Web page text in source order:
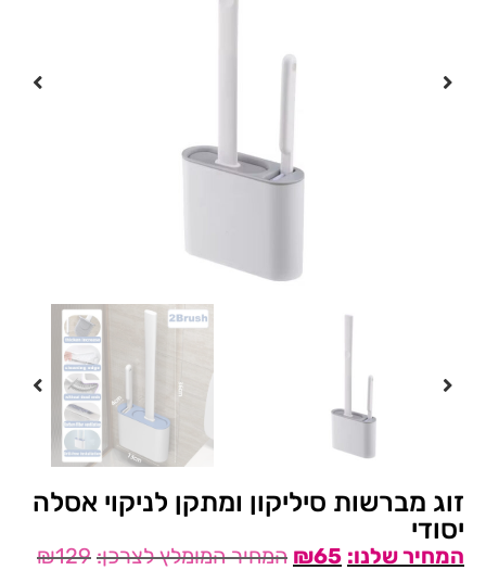
זוג מברשות סיליקון ומתקן לניקוי אסלה
יסודי
₪129 ₪65